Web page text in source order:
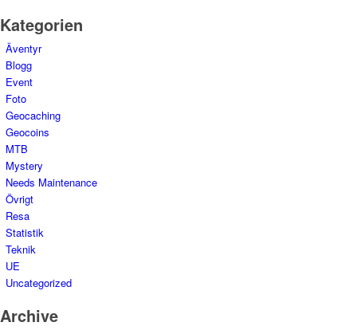
Kategorien
Äventyr
Blogg
Event
Foto
Geocaching
Geocoins
MTB
Mystery
Needs Maintenance
Övrigt
Resa
Statistik
Teknik
UE
Uncategorized
Archive